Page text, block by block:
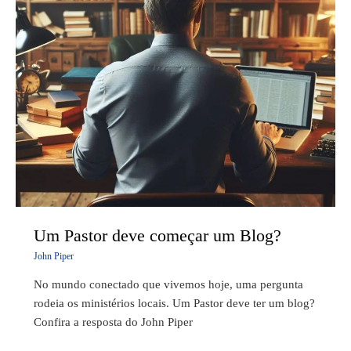
Um Pastor deve começar um Blog?
John Piper
No mundo conectado que vivemos hoje, uma pergunta
rodeia os ministérios locais. Um Pastor deve ter um blog?
Confira a resposta do John Piper